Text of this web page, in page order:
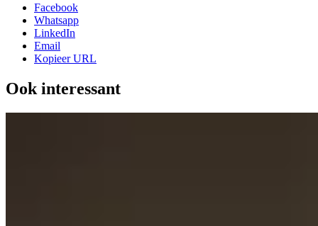
Facebook
Whatsapp
LinkedIn
Email
Kopieer URL
Ook interessant